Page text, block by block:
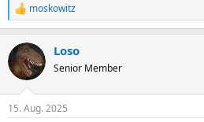
R
e
k
t
i
e
moskowitz
Loso
Senior Member
15. Aug. 2025